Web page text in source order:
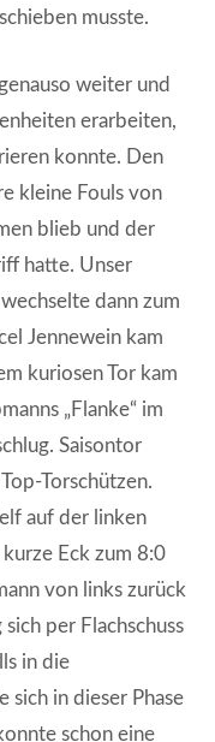
musste.
weiter und
erarbeiten,
konnte. Den
kleine Fouls von
blieb und der
hatte. Unser
dann zum
Jennewein kam
kuriosen Tor kam
„Flanke“ im
Saisontor
Torschützen.
auf der linken
Eck zum 8:0
von links zurück
per Flachschuss
in die
sich in dieser Phase
schon eine